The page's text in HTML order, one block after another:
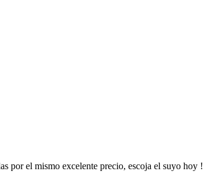
por el mismo excelente precio, escoja el suyo hoy !